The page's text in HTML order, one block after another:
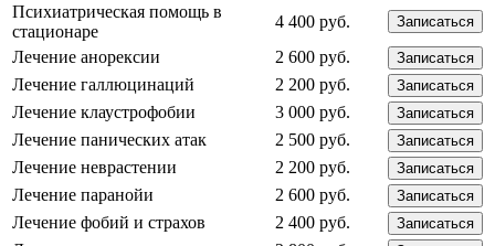
Психиатрическая помощь в
стационаре
4 400 руб. Записаться
Лечение анорексии 2 600 руб. Записаться
Лечение галлюцинаций 2 200 руб. Записаться
Лечение клаустрофобии 3 000 руб. Записаться
Лечение панических атак 2 500 руб. Записаться
Лечение неврастении 2 200 руб. Записаться
Лечение паранойи 2 600 руб. Записаться
Лечение фобий и страхов 2 400 руб. Записаться